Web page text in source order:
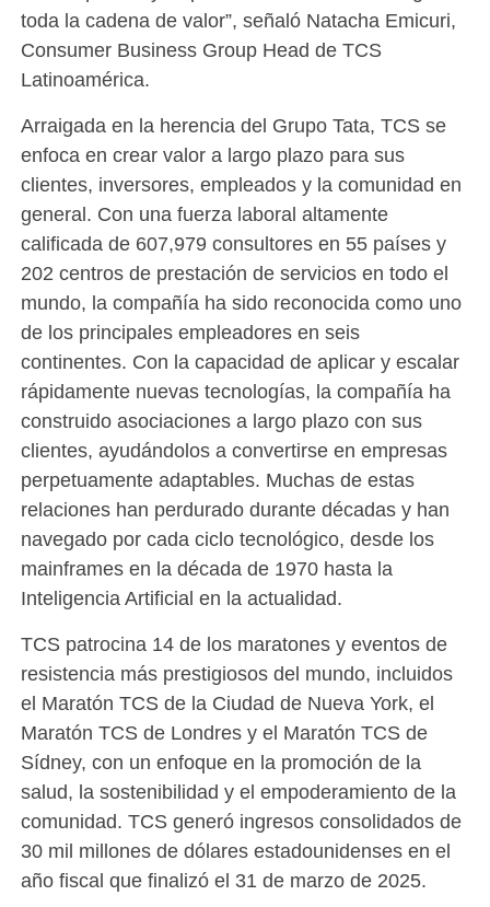
toda la cadena de valor”, señaló Natacha Emicuri,
Consumer Business Group Head de TCS
Latinoamérica.
Arraigada en la herencia del Grupo Tata, TCS se
enfoca en crear valor a largo plazo para sus
clientes, inversores, empleados y la comunidad en
general. Con una fuerza laboral altamente
calificada de 607,979 consultores en 55 países y
202 centros de prestación de servicios en todo el
mundo, la compañía ha sido reconocida como uno
de los principales empleadores en seis
continentes. Con la capacidad de aplicar y escalar
rápidamente nuevas tecnologías, la compañía ha
construido asociaciones a largo plazo con sus
clientes, ayudándolos a convertirse en empresas
perpetuamente adaptables. Muchas de estas
relaciones han perdurado durante décadas y han
navegado por cada ciclo tecnológico, desde los
mainframes en la década de 1970 hasta la
Inteligencia Artificial en la actualidad.
TCS patrocina 14 de los maratones y eventos de
resistencia más prestigiosos del mundo, incluidos
el Maratón TCS de la Ciudad de Nueva York, el
Maratón TCS de Londres y el Maratón TCS de
Sídney, con un enfoque en la promoción de la
salud, la sostenibilidad y el empoderamiento de la
comunidad. TCS generó ingresos consolidados de
30 mil millones de dólares estadounidenses en el
año fiscal que finalizó el 31 de marzo de 2025.